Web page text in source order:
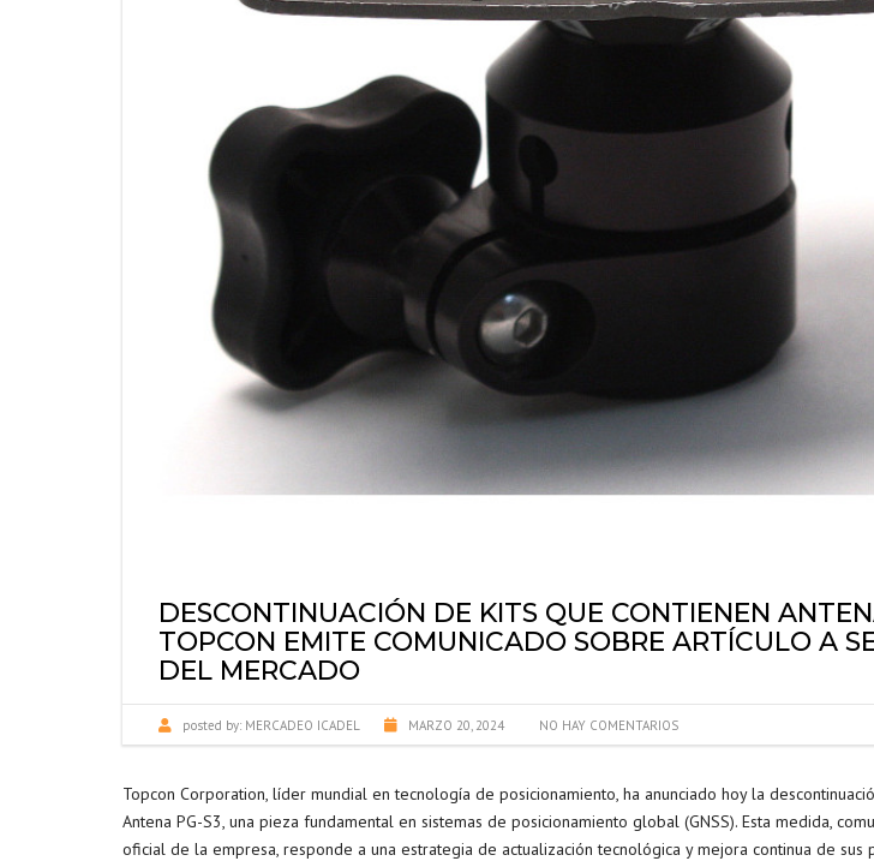
DESCONTINUACIÓN DE KITS QUE CONTIENEN
TOPCON EMITE COMUNICADO SOBRE ARTÍCULO A
DEL MERCADO
posted by: MERCADEO ICADEL MARZO 20, 2024 NO HAY COMENTARIOS
Topcon Corporation, líder mundial en tecnología de posicionamiento, ha anunciado hoy la
Antena PG-S3, una pieza fundamental en sistemas de posicionamiento global (GNSS). Esta medida,
oficial de la empresa, responde a una estrategia de actualización tecnológica y mejora continua de sus